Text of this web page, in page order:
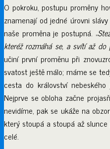
O pokroku, postupu proměny
znamenají od jedné úrovni
naše proměna je postupná. „
kteréž rozmáhá se, a svítí až do
učiní první proměnu při
svatost ještě málo; máme se
cesta do království
Nejprve se obloha začne
nevidíme, pak se ukáže na
který stoupá a stoupá až
celé.